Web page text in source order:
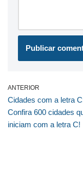
ANTERIOR
Cidades com a letra
Confira 600 cidades
iniciam com a letra C!